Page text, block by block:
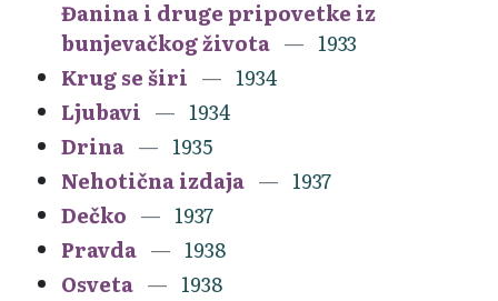
Đanina i druge pripovetke iz
bunjevačkog života
1933
Krug se širi
1934
Ljubavi
1934
Drina
1935
Nehotična izdaja
1937
Dečko
1937
Pravda
1938
Osveta
1938